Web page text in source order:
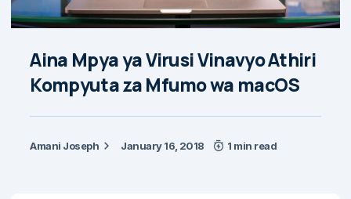
Aina Mpya ya Virusi Vinavyo Athiri
Kompyuta za Mfumo wa macOS
Amani Joseph January 16, 2018 1 min read